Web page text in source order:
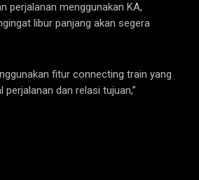
perjalanan menggunakan KA,
libur panjang akan segera
fitur connecting train yang
dan relasi tujuan,”